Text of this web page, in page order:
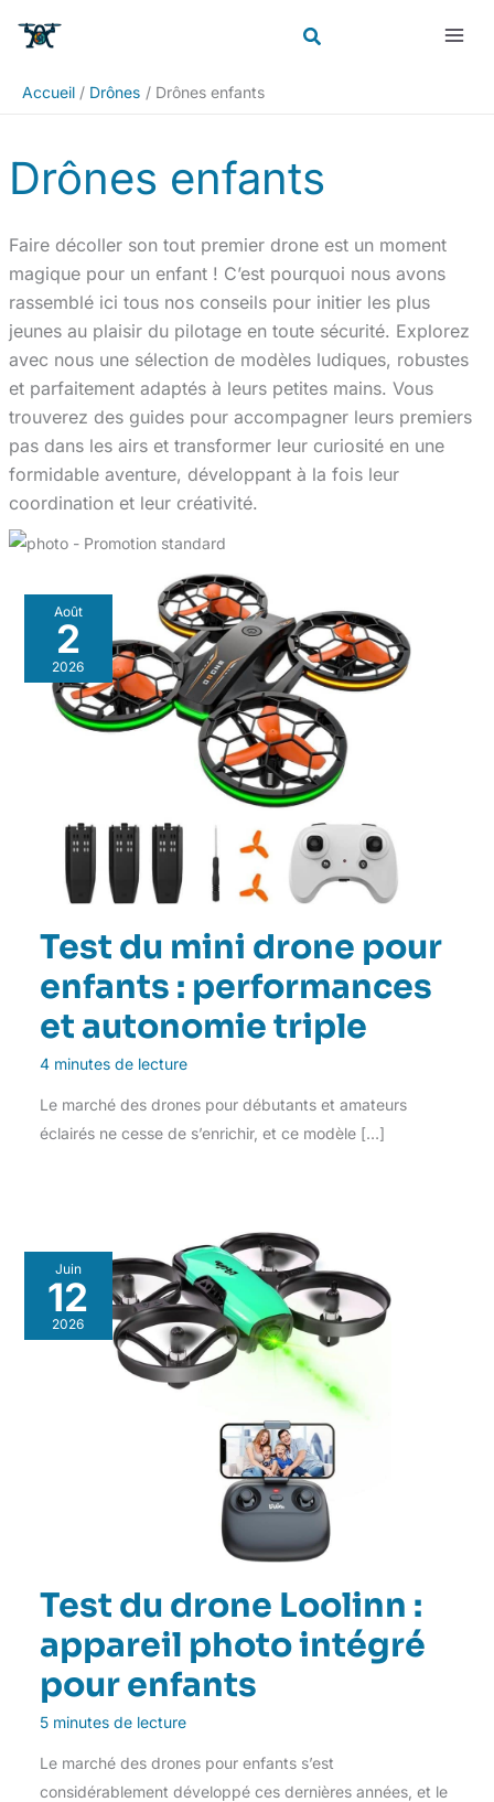
Accueil
Drônes Drônes enfants
Drônes enfants
Faire décoller son tout premier drone est un moment
magique pour un enfant ! C’est pourquoi nous avons
rassemblé ici tous nos conseils pour initier les plus
jeunes au plaisir du pilotage en toute sécurité. Explorez
avec nous une sélection de modèles ludiques, robustes
et parfaitement adaptés à leurs petites mains. Vous
trouverez des guides pour accompagner leurs premiers
pas dans les airs et transformer leur curiosité en une
formidable aventure, développant à la fois leur
coordination et leur créativité.
Août
2
2026
Test du mini drone pour
enfants : performances
et autonomie triple
4 minutes de lecture
Le marché des drones pour débutants et amateurs
éclairés ne cesse de s’enrichir, et ce modèle […]
Juin
12
2026
Test du drone Loolinn :
appareil photo intégré
pour enfants
5 minutes de lecture
Le marché des drones pour enfants s’est
considérablement développé ces dernières années, et le